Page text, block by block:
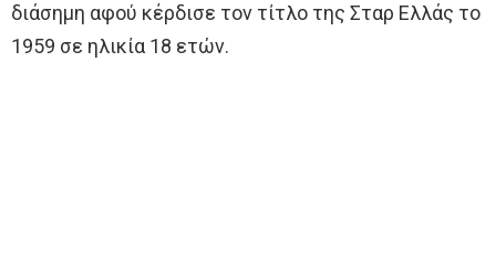
διάσημη αφού κέρδισε τον τίτλο της Σταρ Ελλάς το
1959 σε ηλικία 18 ετών.